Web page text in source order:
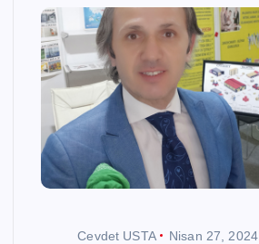
Cevdet USTA Nisan 27, 2024